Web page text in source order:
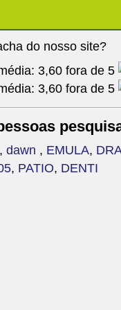
do nosso site?
, dawn , EMULA,
, PATIO, DENTI